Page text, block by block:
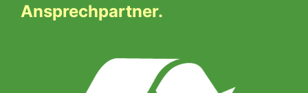
Ansprechpartner.